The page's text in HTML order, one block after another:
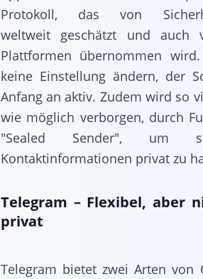
Protokoll, das von
weltweit geschätzt und auch
Plattformen übernommen
keine Einstellung ändern, der
Anfang an aktiv. Zudem wird so
wie möglich verborgen, durch
"Sealed Sender", um
Kontaktinformationen privat zu
Telegram – Flexibel, aber
privat
Telegram bietet zwei Arten von